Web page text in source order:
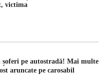
victima
pe autostradă! Mai multe
aruncate pe carosabil